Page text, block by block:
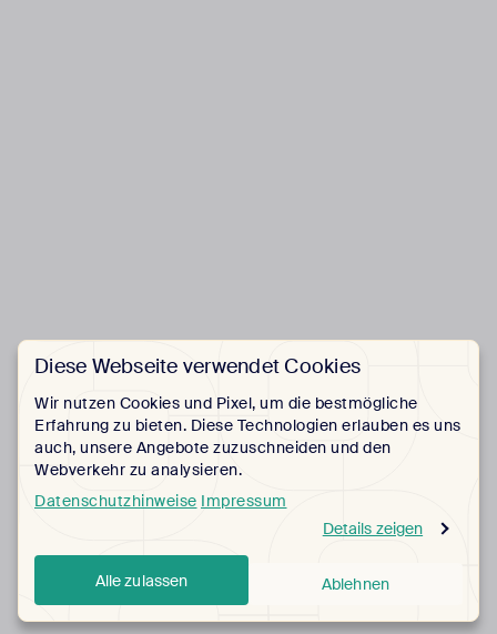
Diese Webseite verwendet Cookies
Wir nutzen Cookies und Pixel, um die bestmögliche
Erfahrung zu bieten. Diese Technologien erlauben es uns
auch, unsere Angebote zuzuschneiden und den
Webverkehr zu analysieren.
Datenschutzhinweise Impressum
Details zeigen
Alle zulassen Ablehnen